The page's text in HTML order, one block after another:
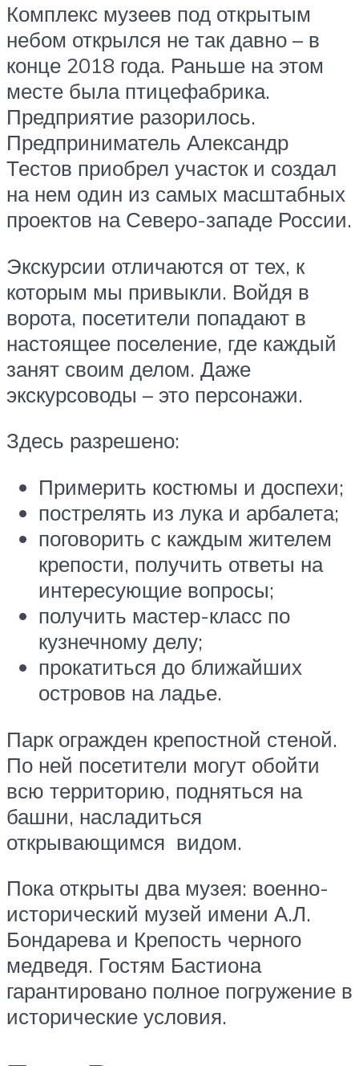
Комплекс музеев под открытым
небом открылся не так давно – в
конце 2018 года. Раньше на этом
месте была птицефабрика.
Предприятие разорилось.
Предприниматель Александр
Тестов приобрел участок и создал
на нем один из самых масштабных
проектов на Северо-западе России.
Экскурсии отличаются от тех, к
которым мы привыкли. Войдя в
ворота, посетители попадают в
настоящее поселение, где каждый
занят своим делом. Даже
экскурсоводы – это персонажи.
Здесь разрешено:
Примерить костюмы и доспехи;
пострелять из лука и арбалета;
поговорить с каждым жителем
крепости, получить ответы на
интересующие вопросы;
получить мастер-класс по
кузнечному делу;
прокатиться до ближайших
островов на ладье.
Парк огражден крепостной стеной.
По ней посетители могут обойти
всю территорию, подняться на
башни, насладиться
открывающимся видом.
Пока открыты два музея: военно-
исторический музей имени А.Л.
Бондарева и Крепость черного
медведя. Гостям Бастиона
гарантировано полное погружение в
исторические условия.